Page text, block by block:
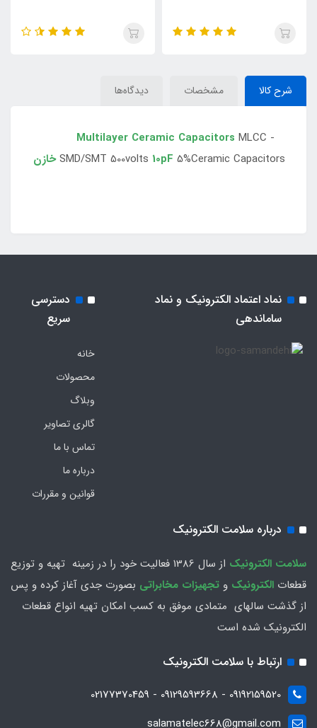
شرح کالا مشخصات دیدگاه‌ها
MLCC -
SMD/SMT 500volts 10pF 5%Ceramic Capacitors خازن
نماد اعتماد الکترونیک و نماد
ساماندهی
دسترسی
سریع
خانه
محصولات
وبلاگ
گالری تصاویر
تماس با ما
درباره ما
قوانین و مقررات
درباره سلامت الکترونیک
سلامت الكترونيك
از سال 1386 فعاليت خود را در زمينه تهيه و توزیع
قطعات الکترونیک و تجهیزات مخابراتی بصورت جدي آغاز كرده و پس
از گذشت سالهاي متمادي موفق به کسب امکان تهیه انواع قطعات
الکترونیک شده است
ارتباط با سلامت الکترونیک
09192159520 - 09129593668 - 02177370459
salamatelec668@gmail.com